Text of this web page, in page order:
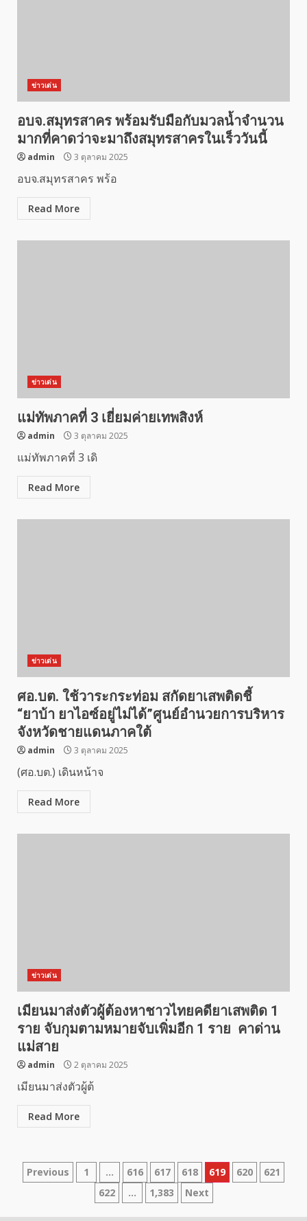
ข่าวเด่น
อบจ.สมุทรสาคร พร้อมรับมือกับมวลน้ำจำนวน
มากที่คาดว่าจะมาถึงสมุทรสาครในเร็ววันนี้
admin 3 ตุลาคม 2025
อบจ.สมุทรสาคร พร้อ
Read More
ข่าวเด่น
แม่ทัพภาคที่ 3 เยี่ยมค่ายเทพสิงห์
admin 3 ตุลาคม 2025
แม่ทัพภาคที่ 3 เดิ
Read More
ข่าวเด่น
ศอ.บต. ใช้วาระกระท่อม สกัดยาเสพติดชี้
“ยาบ้า ยาไอซ์อยู่ไม่ได้”ศูนย์อำนวยการบริหาร
จังหวัดชายแดนภาคใต้
admin 3 ตุลาคม 2025
(ศอ.บต.) เดินหน้าจ
Read More
ข่าวเด่น
เมียนมาส่งตัวผู้ต้องหาชาวไทยคดียาเสพติด 1
ราย จับกุมตามหมายจับเพิ่มอีก 1 ราย คาด่าน
แม่สาย
admin 2 ตุลาคม 2025
เมียนมาส่งตัวผู้ต้
Read More
Posts
pagination
Previous 1 … 616 617 618 619 620
621
622
… 1,383 Next